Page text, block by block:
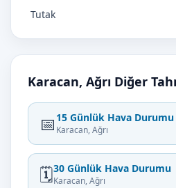
Tutak
Karacan, Ağrı Diğer
📅 15 Günlük Hava Durumu
Karacan, Ağrı
🗓️30 Günlük Hava Durumu
Karacan, Ağrı